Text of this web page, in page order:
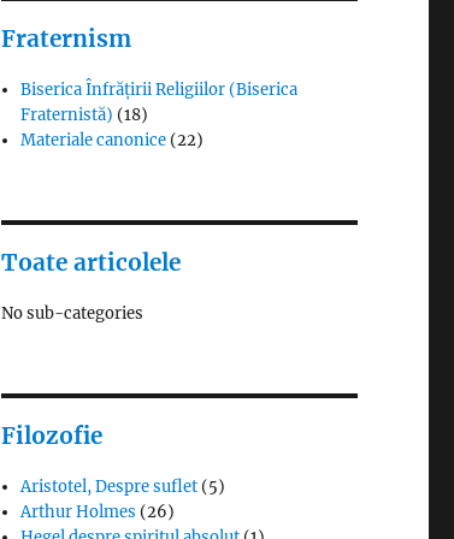
Fraternism
Biserica Înfrățirii Religiilor (Biserica
Fraternistă) (18)
Materiale canonice (22)
Toate articolele
No sub-categories
Filozofie
Aristotel, Despre suflet (5)
Arthur Holmes (26)